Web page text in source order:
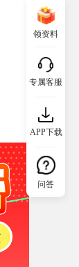
领资料
专属客服
APP下载
问答